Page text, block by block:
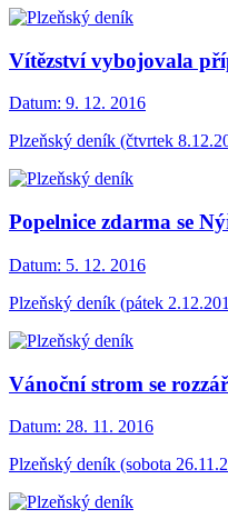
Vítězství vybojovala
Datum: 9. 12. 2016
Plzeňský deník (čtvrtek
Popelnice zdarma se
Datum: 5. 12. 2016
Plzeňský deník (pátek
Vánoční strom se
Datum: 28. 11. 2016
Plzeňský deník (sobota